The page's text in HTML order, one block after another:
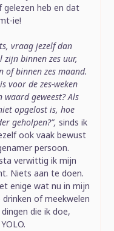
heb en dat
ie!
vraag jezelf dan
zijn binnen zes uur,
of binnen zes maand.
voor de zes-weken
geweest? Als
opgelost is, hoe
geholpen?”, sinds ik
ook vaak bewust
persoon.
verwittig ik mijn
Niets aan te doen.
enige wat nu in mijn
of meekwelen
die ik doe,